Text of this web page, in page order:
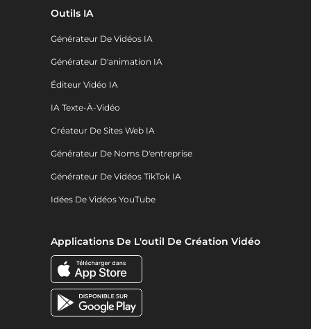
Outils IA
Générateur De Vidéos IA
Générateur D'animation IA
Éditeur Vidéo IA
IA Texte-À-Vidéo
Créateur De Sites Web IA
Générateur De Noms D'entreprise
Générateur De Vidéos TikTok IA
Idées De Vidéos YouTube
Applications De L'outil De Création Vidéo